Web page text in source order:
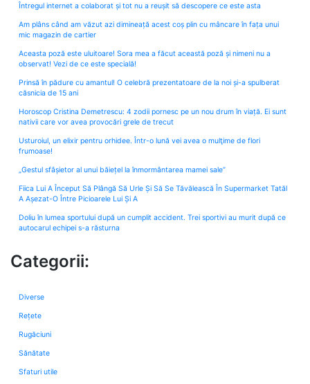
Întregul internet a colaborat și tot nu a reușit să descopere ce este asta
Am plâns când am văzut azi dimineață acest coș plin cu mâncare în fața unui
mic magazin de cartier
Aceasta poză este uluitoare! Sora mea a făcut această poză și nimeni nu a
observat! Vezi de ce este specială!
Prinsă în pădure cu amantul! O celebră prezentatoare de la noi și-a spulberat
căsnicia de 15 ani
Horoscop Cristina Demetrescu: 4 zodii pornesc pe un nou drum în viață. Ei sunt
nativii care vor avea provocări grele de trecut
Usturoiul, un elixir pentru orhidee. Într-o lună vei avea o mulţime de flori
frumoase!
„Gestul sfâșietor al unui băiețel la înmormântarea mamei sale”
Fiica Lui A Început Să Plângă Să Urle Și Să Se Tăvălească În Supermarket Tatăl
A Așezat-O Între Picioarele Lui Și A
Doliu în lumea sportului după un cumplit accident. Trei sportivi au murit după ce
autocarul echipei s-a răsturna
Categorii:
Diverse
Rețete
Rugăciuni
Sănătate
Sfaturi utile